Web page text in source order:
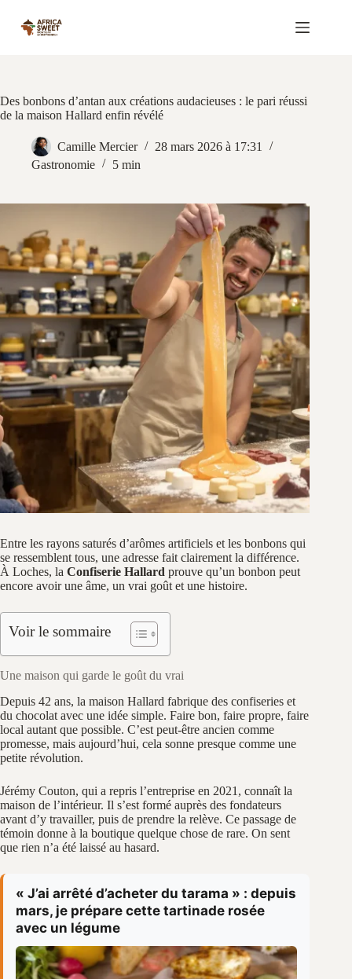
contenu
Des bonbons d’antan aux créations audacieuses : le pari réussi
de la maison Hallard enfin révélé
Camille Mercier
28 mars 2026 à 17:31
Gastronomie
5 min
Entre les rayons saturés d’arômes artificiels et les bonbons qui
se ressemblent tous, une adresse fait clairement la différence.
À Loches, la Confiserie Hallard prouve qu’un bonbon peut
encore avoir une âme, un vrai goût et une histoire.
Voir le sommaire
Une maison qui garde le goût du vrai
Depuis 42 ans, la maison Hallard fabrique des confiseries et
du chocolat avec une idée simple. Faire bon, faire propre, faire
local autant que possible. C’est peut-être ancien comme
promesse, mais aujourd’hui, cela sonne presque comme une
petite révolution.
Jérémy Couton, qui a repris l’entreprise en 2021, connaît la
maison de l’intérieur. Il s’est formé auprès des fondateurs
avant d’y travailler, puis de prendre la relève. Ce passage de
témoin donne à la boutique quelque chose de rare. On sent
que rien n’a été laissé au hasard.
« J’ai arrêté d’acheter du tarama » : depuis
mars, je prépare cette tartinade rosée
avec un légume